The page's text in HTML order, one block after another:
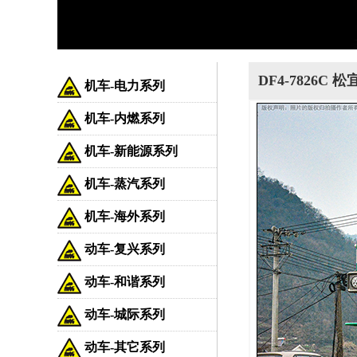
机车-电力系列
机车-内燃系列
机车-新能源系列
机车-蒸汽系列
机车-海外系列
动车-复兴系列
动车-和谐系列
动车-城际系列
动车-其它系列
DF4-7826C 松